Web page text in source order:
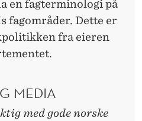
en fagterminologi på
fagområder. Dette er
fra eieren
MEDIA
med gode norske